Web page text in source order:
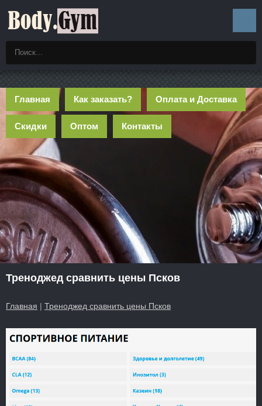
Главная Как заказать? Оплата и Доставка
Скидки Оптом Контакты
Треноджед сравнить цены Псков
Главная | Треноджед сравнить цены Псков